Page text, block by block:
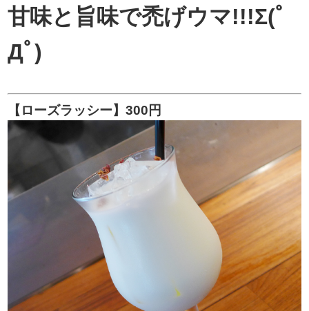
甘味と旨味で禿げウマ!!!Σ(ﾟ
Дﾟ)
【ローズラッシー】300円